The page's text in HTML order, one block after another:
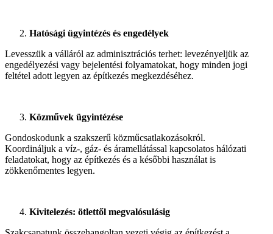
Hatósági ügyintézés és engedélyek
Levesszük a válláról az adminisztrációs terhet: levezényeljük az
engedélyezési vagy bejelentési folyamatokat, hogy minden jogi
feltétel adott legyen az építkezés megkezdéséhez.
Közművek ügyintézése
Gondoskodunk a szakszerű közműcsatlakozásokról.
Koordináljuk a víz-, gáz- és áramellátással kapcsolatos hálózati
feladatokat, hogy az építkezés és a későbbi használat is
zökkenőmentes legyen.
Kivitelezés: ötlettől megvalósulásig